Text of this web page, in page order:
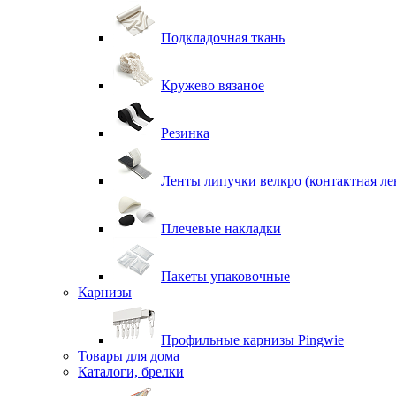
Подкладочная ткань
Кружево вязаное
Резинка
Ленты липучки велкро (контактная
Плечевые накладки
Пакеты упаковочные
Карнизы
Профильные карнизы Pingwie
Товары для дома
Каталоги, брелки